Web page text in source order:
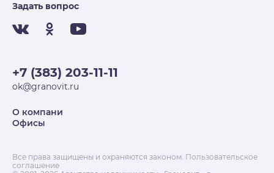
Задать вопрос
+7 (383) 203-11-11
ok@granovit.ru
О компани
Офисы
Все права защищены и охраняются законом. Пользовательское
соглашение